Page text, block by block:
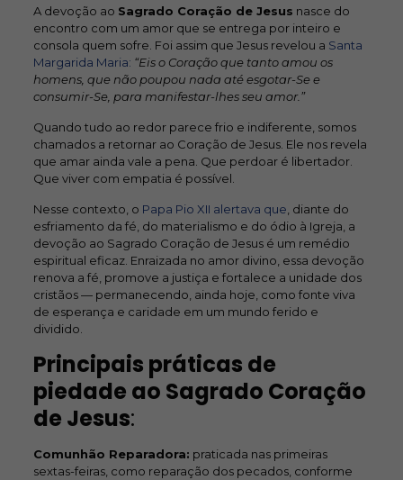
A devoção ao Sagrado Coração de Jesus nasce do
encontro com um amor que se entrega por inteiro e
consola quem sofre. Foi assim que Jesus revelou a Santa
Margarida Maria: “Eis o Coração que tanto amou os
homens, que não poupou nada até esgotar-Se e
consumir-Se, para manifestar-lhes seu amor.”
Quando tudo ao redor parece frio e indiferente, somos
chamados a retornar ao Coração de Jesus. Ele nos revela
que amar ainda vale a pena. Que perdoar é libertador.
Que viver com empatia é possível.
Nesse contexto, o Papa Pio XII alertava que, diante do
esfriamento da fé, do materialismo e do ódio à Igreja, a
devoção ao Sagrado Coração de Jesus é um remédio
espiritual eficaz. Enraizada no amor divino, essa devoção
renova a fé, promove a justiça e fortalece a unidade dos
cristãos — permanecendo, ainda hoje, como fonte viva
de esperança e caridade em um mundo ferido e
dividido.
Principais práticas de
piedade ao Sagrado Coração
de Jesus:
Comunhão Reparadora: praticada nas primeiras
sextas-feiras, como reparação dos pecados, conforme